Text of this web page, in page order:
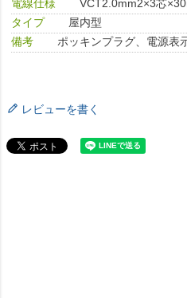
電線仕様
VCT2.0mm2×3芯
タイプ
屋内型
備考
ポッキンプラグ、電源表
レビューを書く